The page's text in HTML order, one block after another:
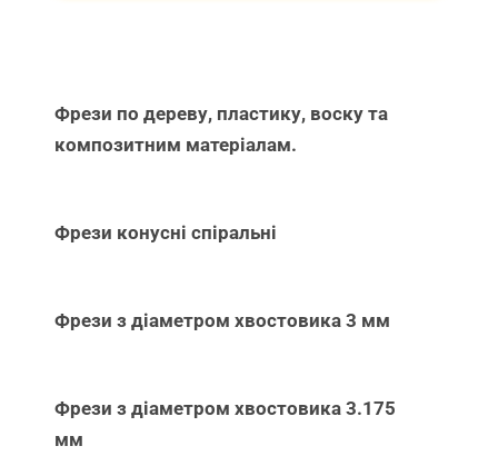
Фрези по дереву, пластику, воску та
композитним матеріалам.
Фрези конусні спіральні
Фрези з діаметром хвостовика 3 мм
Фрези з діаметром хвостовика 3.175
мм